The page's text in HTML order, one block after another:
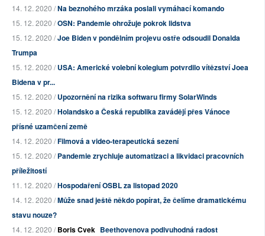
14. 12. 2020 /Na beznohého mrzáka poslali vymáhací komando
15. 12. 2020 /OSN: Pandemie ohrožuje pokrok lidstva
15. 12. 2020 /Joe Biden v pondělním projevu ostře odsoudil Donalda
Trumpa
15. 12. 2020 /USA: Americké volební kolegium potvrdilo vítězství Joea
Bidena v pr...
15. 12. 2020 /Upozornění na rizika softwaru firmy SolarWinds
15. 12. 2020 /Holandsko a Česká republika zavádějí přes Vánoce
přísné uzamčení země
14. 12. 2020 /Filmová a video-terapeutická sezení
15. 12. 2020 /Pandemie zrychluje automatizaci a likvidaci pracovních
příležitostí
11. 12. 2020 /Hospodaření OSBL za listopad 2020
14. 12. 2020 /Může snad ještě někdo popírat, že čelíme dramatickému
stavu nouze?
14. 12. 2020 /Boris Cvek Beethovenova podivuhodná radost